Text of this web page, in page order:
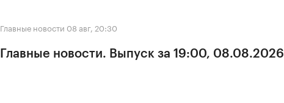
Главные новости 08 авг, 20:30
Главные новости. Выпуск за 19:00, 08.08.2026